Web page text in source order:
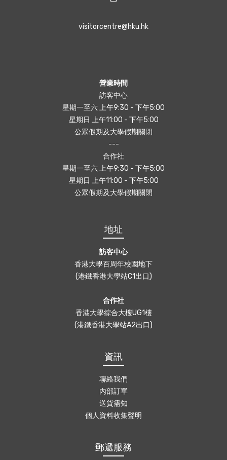
visitorcentre@hku.hk
營業時間
訪客中心
星期一至六 上午9:30 - 下午5:00
星期日 上午11:00 - 下午5:00
公眾假期及大學假期關閉
---
合作社
星期一至六 上午9:30 - 下午5:00
星期日 上午11:00 - 下午5:00
公眾假期及大學假期關閉
地址
訪客中心
香港大學百周年校園地下
(港鐵香港大學站C1出口)
合作社
香港大學綜合大樓UG1樓
(港鐵香港大學站A2出口)
資訊
聯絡我們
內部訂單
送貨需知
個人資料收集聲明
郵遞服務